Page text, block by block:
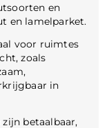
en
en lamelparket.
voor ruimtes
zoals
in
betaalbaar,